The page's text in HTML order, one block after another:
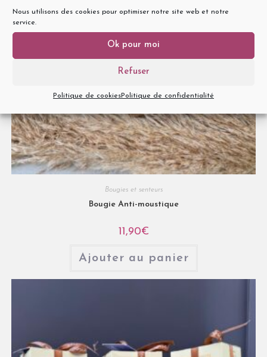
Nous utilisons des cookies pour optimiser notre site web et notre
service.
Ok pour moi
Refuser
Politique de cookiesPolitique de confidentialité
Bougies et senteurs
Bougie Anti-moustique
11,90€
Ajouter au panier